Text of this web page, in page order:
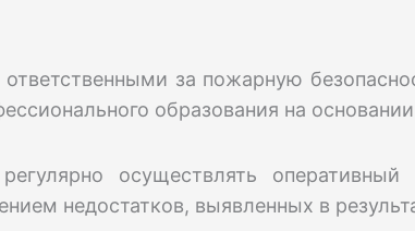
за пожарную
образования на
осуществлять
недостатков, выявленных в